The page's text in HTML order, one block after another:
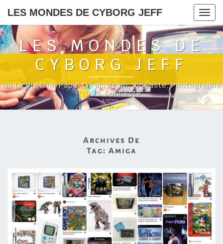
LES MONDES DE CYBORG JEFF
LES MONDES DE
CYBORG JEFF
Ou La Vie D'un Papa(x4) Musicien, Vidéaste, Photographe
100% Connecté
Archives De
Tag: Amiga